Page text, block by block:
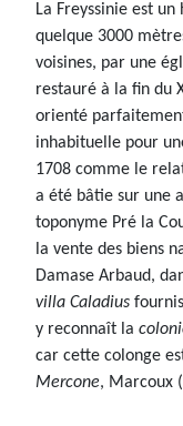
La Freyssinie est
quelque 3000
voisines, par une
restauré à la fin du
orienté
inhabituelle pour
1708 comme le
a été bâtie sur une
toponyme Pré la
la vente des biens
Damase Arbaud,
villa Caladius
y reconnaît la
car cette colonge
Mercone, Marcoux